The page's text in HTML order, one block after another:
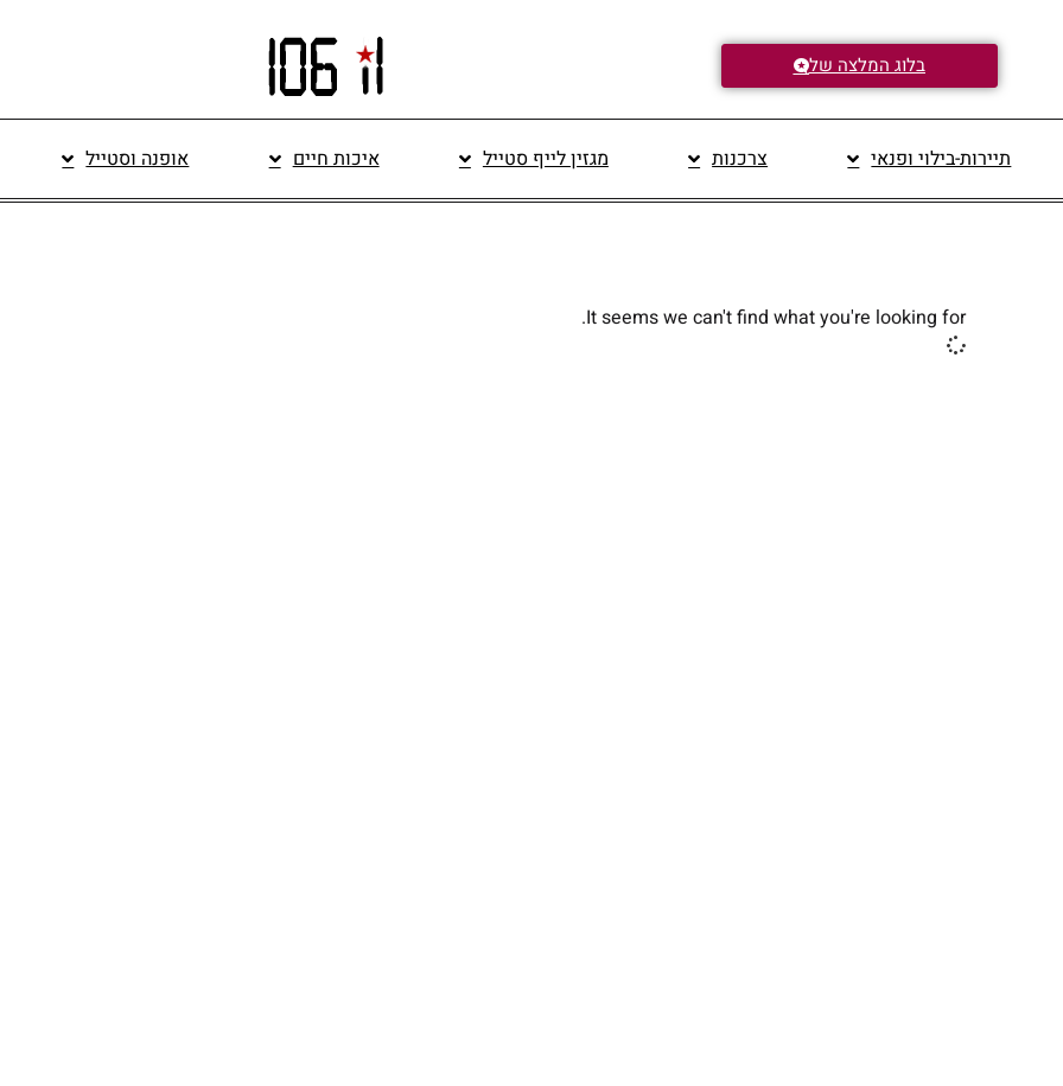
בלוג המלצה של
תיירות-בילוי ופנאי צרכנות מגזין לייף סטייל איכות חיים אופנה וסטייל
It seems we can't find what you're looking for.